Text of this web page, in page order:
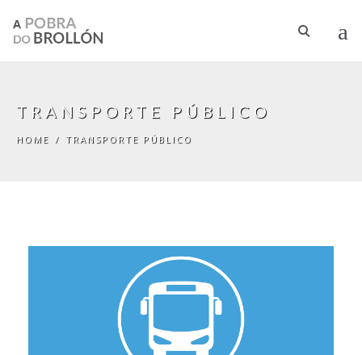
TRANSPORTE PÚBLICO
HOME / TRANSPORTE PÚBLICO